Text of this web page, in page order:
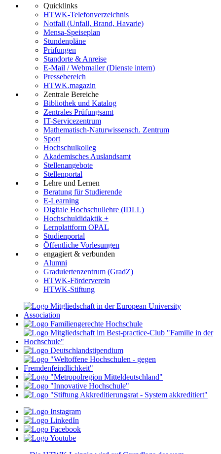
Quicklinks
HTWK-Telefonverzeichnis
Notfall (Unfall, Brand, Havarie)
Mensa-Speiseplan
Stundenpläne
Prüfungen
Standorte & Anreise
E-Mail / Webmailer (Dienste intern)
Pressebereich
HTWK.magazin
Zentrale Bereiche
Bibliothek und Katalog
Zentrales Prüfungsamt
IT-Servicezentrum
Mathematisch-Naturwissensch. Zentrum
Sport
Hochschulkolleg
Akademisches Auslandsamt
Stellenangebote
Stellenportal
Lehre und Lernen
Beratung für Studierende
E-Learning
Digitale Hochschullehre (IDLL)
Hochschuldidaktik +
Lernplattform OPAL
Studienportal
Öffentliche Vorlesungen
engagiert & verbunden
Alumni
Graduiertenzentrum (GradZ)
HTWK-Förderverein
HTWK-Stiftung